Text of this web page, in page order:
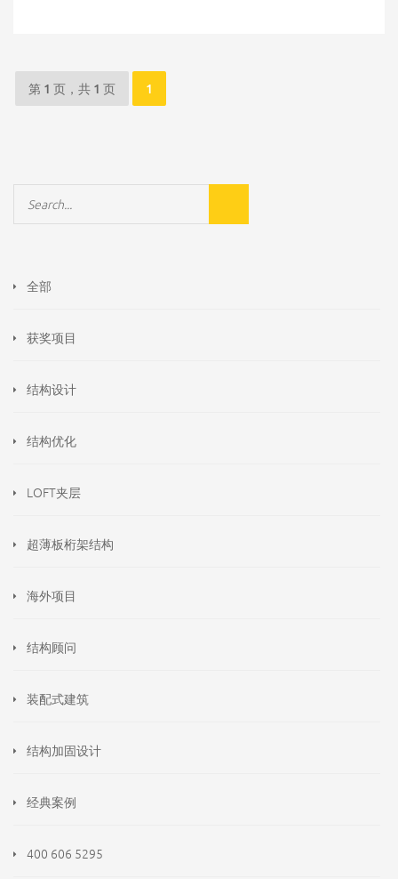
第 1 页，共 1 页 1
全部
获奖项目
结构设计
结构优化
LOFT夹层
超薄板桁架结构
海外项目
结构顾问
装配式建筑
结构加固设计
经典案例
400 606 5295